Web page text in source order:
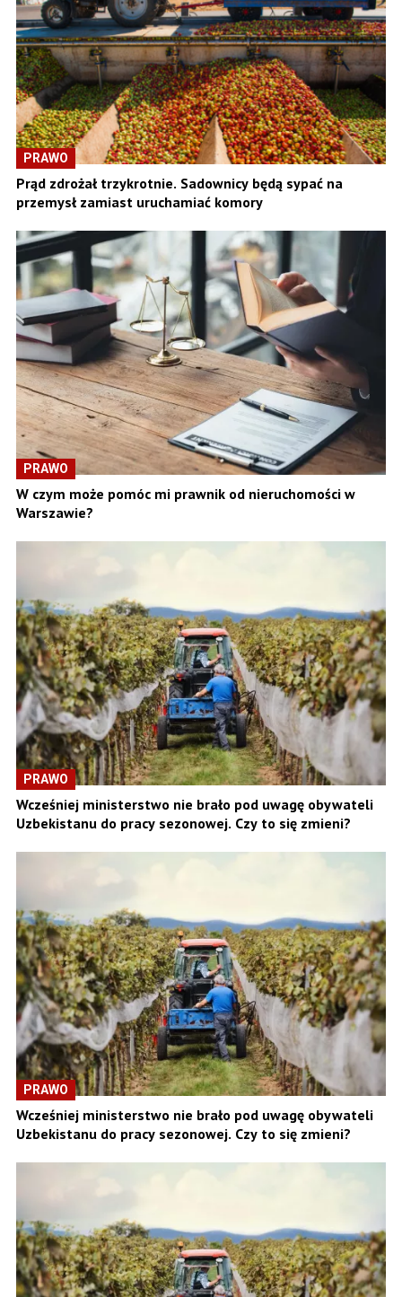
PRAWO
Prąd zdrożał trzykrotnie. Sadownicy będą sypać na
przemysł zamiast uruchamiać komory
PRAWO
W czym może pomóc mi prawnik od nieruchomości w
Warszawie?
PRAWO
Wcześniej ministerstwo nie brało pod uwagę obywateli
Uzbekistanu do pracy sezonowej. Czy to się zmieni?
PRAWO
Wcześniej ministerstwo nie brało pod uwagę obywateli
Uzbekistanu do pracy sezonowej. Czy to się zmieni?